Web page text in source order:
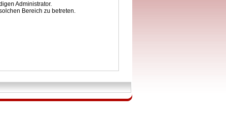
Administrator.
Bereich zu betreten.